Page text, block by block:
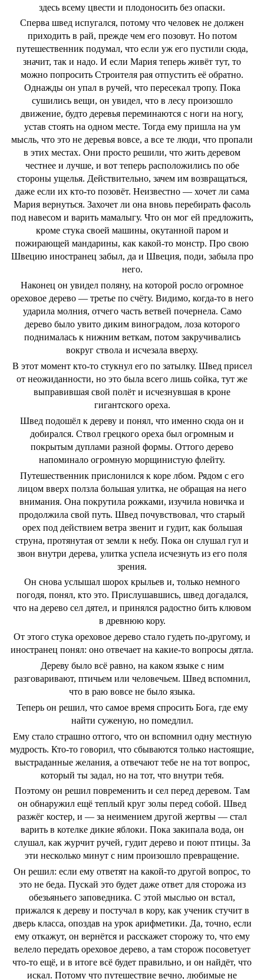
здесь всему цвести и плодоносить без опаски.
Сперва швед испугался, потому что человек не должен
приходить в рай, прежде чем его позовут. Но потом
путешественник подумал, что если уж его пустили сюда,
значит, так и надо. И если Мария теперь живёт тут, то
можно попросить Строителя рая отпустить её обратно.
Однажды он упал в ручей, что пересекал тропу. Пока
сушились вещи, он увидел, что в лесу произошло
движение, будто деревья переминаются с ноги на ногу,
устав стоять на одном месте. Тогда ему пришла на ум
мысль, что это не деревья вовсе, а все те люди, что пропали
в этих местах. Они просто решили, что жить деревом
честнее и лучше, и вот теперь расположились по обе
стороны ущелья. Действительно, зачем им возвращаться,
даже если их кто-то позовёт. Неизвестно ― хочет ли сама
Мария вернуться. Захочет ли она вновь перебирать фасоль
под навесом и варить мамалыгу. Что он мог ей предложить,
кроме стука своей машины, окутанной паром и
пожирающей мандарины, как какой-то монстр. Про свою
Швецию иностранец забыл, да и Швеция, поди, забыла про
него.
Наконец он увидел поляну, на которой росло огромное
ореховое дерево ― третье по счёту. Видимо, когда-то в него
ударила молния, отчего часть ветвей почернела. Само
дерево было увито диким виноградом, лоза которого
поднималась к нижним веткам, потом закручивались
вокруг ствола и исчезала вверху.
В этот момент кто-то стукнул его по затылку. Швед присел
от неожиданности, но это была всего лишь сойка, тут же
выправившая свой полёт и исчезнувшая в кроне
гигантского ореха.
Швед подошёл к дереву и понял, что именно сюда он и
добирался. Ствол грецкого ореха был огромным и
покрытым дуплами разной формы. Оттого дерево
напоминало огромную морщинистую флейту.
Путешественник прислонился к коре лбом. Рядом с его
лицом вверх ползла большая улитка, не обращая на него
внимания. Она покрутила рожками, изучила новичка и
продолжила свой путь. Швед почувствовал, что старый
орех под действием ветра звенит и гудит, как большая
струна, протянутая от земли к небу. Пока он слушал гул и
звон внутри дерева, улитка успела исчезнуть из его поля
зрения.
Он снова услышал шорох крыльев и, только немного
погодя, понял, кто это. Прислушавшись, швед догадался,
что на дерево сел дятел, и принялся радостно бить клювом
в древнюю кору.
От этого стука ореховое дерево стало гудеть по-другому, и
иностранец понял: оно отвечает на какие-то вопросы дятла.
Дереву было всё равно, на каком языке с ним
разговаривают, птичьем или человечьем. Швед вспомнил,
что в раю вовсе не было языка.
Теперь он решил, что самое время спросить Бога, где ему
найти суженую, но помедлил.
Ему стало страшно оттого, что он вспомнил одну местную
мудрость. Кто-то говорил, что сбываются только настоящие,
выстраданные желания, а отвечают тебе не на тот вопрос,
который ты задал, но на тот, что внутри тебя.
Поэтому он решил повременить и сел перед деревом. Там
он обнаружил ещё теплый круг золы перед собой. Швед
разжёг костер, и ― за неимением другой жертвы ― стал
варить в котелке дикие яблоки. Пока закипала вода, он
слушал, как журчит ручей, гудит дерево и поют птицы. За
эти несколько минут с ним произошло превращение.
Он решил: если ему ответят на какой-то другой вопрос, то
это не беда. Пускай это будет даже ответ для сторожа из
обезьяньего заповедника. С этой мыслью он встал,
прижался к дереву и постучал в кору, как ученик стучит в
дверь класса, опоздав на урок арифметики. Да, точно, если
ему откажут, он вернётся и расскажет сторожу то, что ему
велело передать ореховое дерево, а там сторож посоветует
что-то ещё, и в итоге всё будет правильно, и он найдёт, что
искал. Потому что путешествие вечно, любимые не